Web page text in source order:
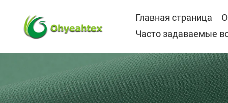
Главная страница
Часто задаваемые